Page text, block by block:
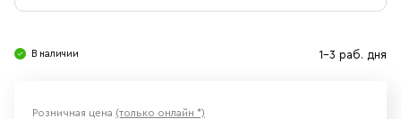
В наличии 1-3 раб. дня
Розничная цена (только онлайн *)